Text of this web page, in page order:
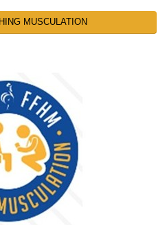
MUSCULATION